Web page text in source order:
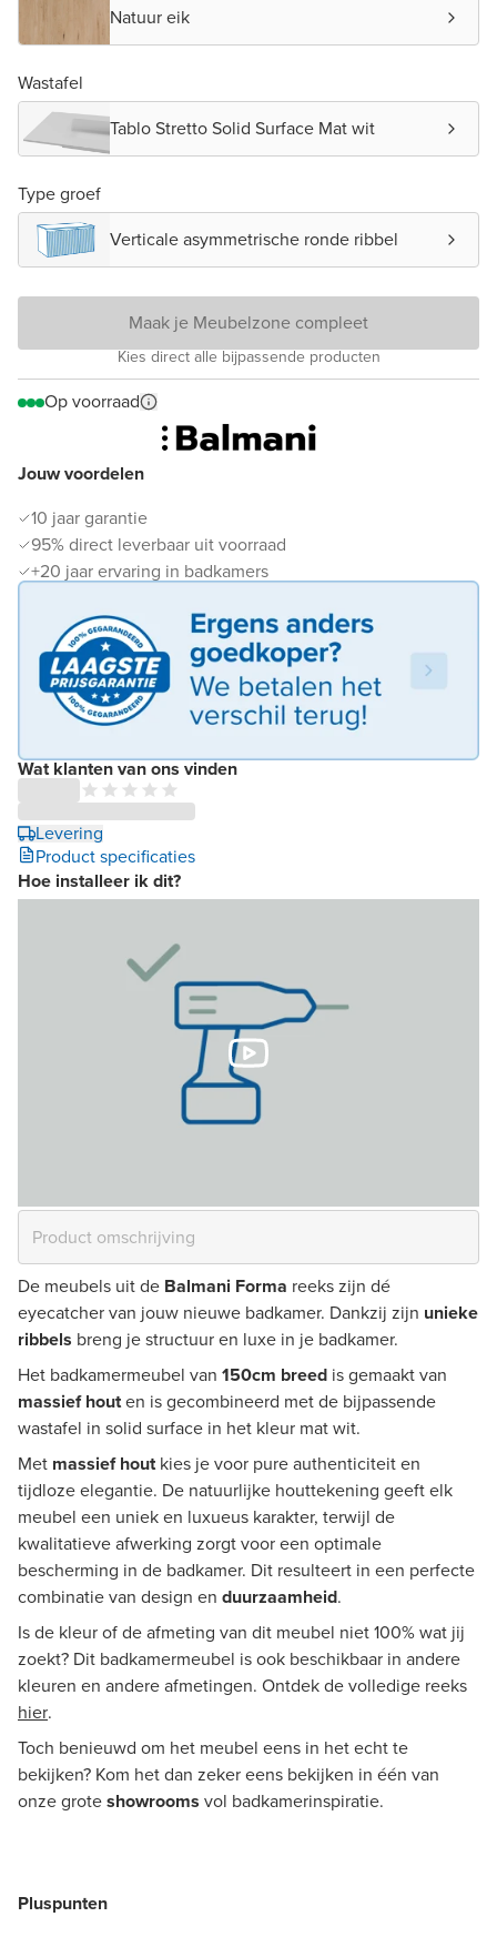
Jouw voordelen
10 jaar garantie
95% direct leverbaar uit voorraad
+20 jaar ervaring in badkamers
Wat klanten van ons vinden
Levering
Product specificaties
Hoe installeer ik dit?
Natuur eik
Wastafel
Tablo Stretto Solid Surface Mat wit
Type groef
Verticale asymmetrische ronde ribbel
Maak je Meubelzone compleet
Kies direct alle bijpassende producten
Op voorraad
De meubels uit de Balmani Forma reeks zijn dé
eyecatcher van jouw nieuwe badkamer. Dankzij zijn unieke
ribbels breng je structuur en luxe in je badkamer.
Het badkamermeubel van 150cm breed is gemaakt van
massief houten is gecombineerd met de bijpassende
wastafel in solid surface in het kleur mat wit.
Met massief houtkies je voor pure authenticiteit en
tijdloze elegantie. De natuurlijke houttekening geeft elk
meubel een uniek en luxueus karakter, terwijl de
kwalitatieve afwerking zorgt voor een optimale
bescherming in de badkamer. Dit resulteert in een perfecte
combinatie van design en duurzaamheid.
Is de kleur of de afmeting van dit meubel niet 100% wat jij
zoekt? Dit badkamermeubel is ook beschikbaar in andere
kleuren en andere afmetingen. Ontdek de volledige reeks
hier.
Toch benieuwd om het meubel eens in het echt te
bekijken? Kom het dan zeker eens bekijken in één van
onze groteshowrooms vol badkamerinspiratie.
Pluspunten